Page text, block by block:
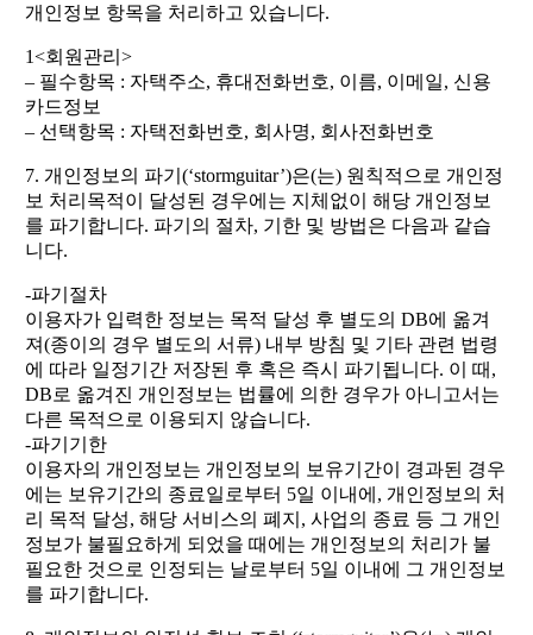
개인정보 항목을 처리하고 있습니다.
1<회원관리>
– 필수항목 : 자택주소, 휴대전화번호, 이름, 이메일, 신용
카드정보
– 선택항목 : 자택전화번호, 회사명, 회사전화번호
7. 개인정보의 파기(‘stormguitar’)은(는) 원칙적으로 개인정
보 처리목적이 달성된 경우에는 지체없이 해당 개인정보
를 파기합니다. 파기의 절차, 기한 및 방법은 다음과 같습
니다.
-파기절차
이용자가 입력한 정보는 목적 달성 후 별도의 DB에 옮겨
져(종이의 경우 별도의 서류) 내부 방침 및 기타 관련 법령
에 따라 일정기간 저장된 후 혹은 즉시 파기됩니다. 이 때,
DB로 옮겨진 개인정보는 법률에 의한 경우가 아니고서는
다른 목적으로 이용되지 않습니다.
-파기기한
이용자의 개인정보는 개인정보의 보유기간이 경과된 경우
에는 보유기간의 종료일로부터 5일 이내에, 개인정보의 처
리 목적 달성, 해당 서비스의 폐지, 사업의 종료 등 그 개인
정보가 불필요하게 되었을 때에는 개인정보의 처리가 불
필요한 것으로 인정되는 날로부터 5일 이내에 그 개인정보
를 파기합니다.